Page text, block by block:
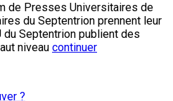
de Presses Universitaires de
du Septentrion prennent leur
du Septentrion publient des
niveau continuer
?